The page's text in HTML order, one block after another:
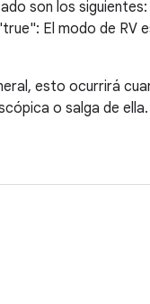
son los
El modo de RV
esto ocurrirá
o salga de ella.